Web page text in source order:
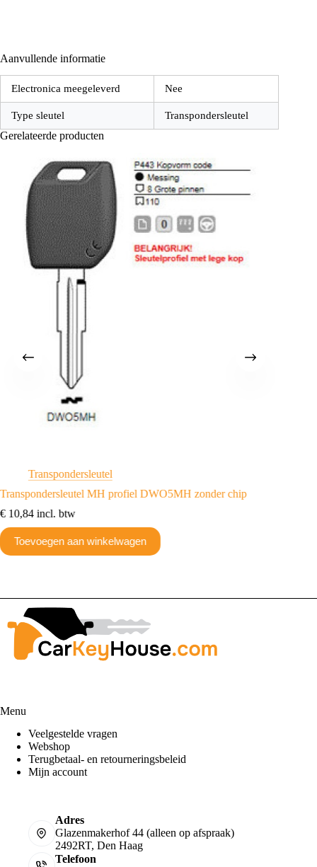
Aanvullende informatie
Electronica meegeleverd Nee
Type sleutel Transpondersleutel
Gerelateerde producten
Transpondersleutel
Transpondersleutel MH profiel DWO5MH zonder chip
€ 10,84 incl. btw
Toevoegen aan winkelwagen
Menu
Veelgestelde vragen
Webshop
Terugbetaal- en retourneringsbeleid
Mijn account
Adres
Glazenmakerhof 44 (alleen op afspraak)
2492RT, Den Haag
Telefoon